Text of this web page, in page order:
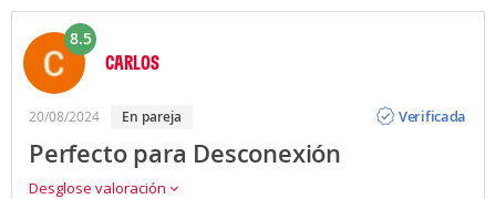
8.5
CARLOS
20/08/2024 en pareja
Verificada
Perfecto para Desconexión
Desglose valoración